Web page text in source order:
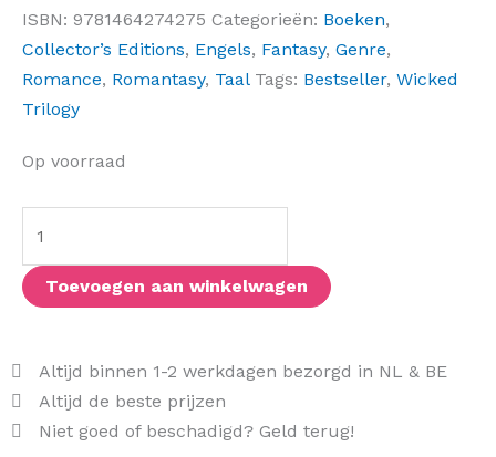
ISBN: 9781464274275 Categorieën: Boeken,
Collector’s Editions, Engels, Fantasy, Genre,
Romance, Romantasy, Taal Tags: Bestseller, Wicked
Trilogy
Op voorraad
Torn
aantal
Toevoegen aan winkelwagen
Altijd binnen 1-2 werkdagen bezorgd in NL & BE
Altijd de beste prijzen
Niet goed of beschadigd? Geld terug!